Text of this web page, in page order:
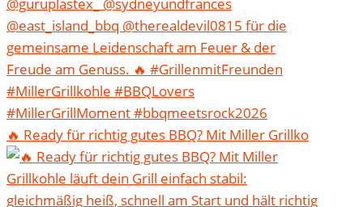
🔥 Ready für richtig gutes BBQ? Mit Miller Grillko